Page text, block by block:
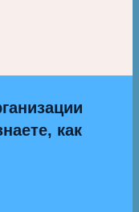
как